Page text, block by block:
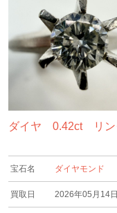
ダイヤ 0.42ct リン
宝石名 ダイヤモンド
買取日 2026年05月14